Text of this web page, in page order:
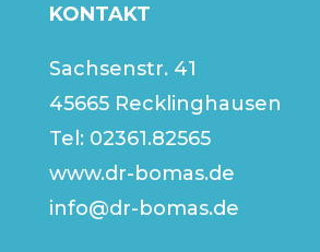
KONTAKT
Sachsenstr. 41
45665 Recklinghausen
Tel: 02361.82565
www.dr-bomas.de
info@dr-bomas.de